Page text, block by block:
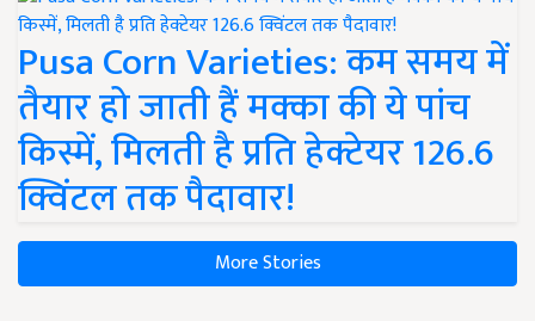
Pusa Corn Varieties: कम समय में
तैयार हो जाती हैं मक्का की ये पांच
किस्में, मिलती है प्रति हेक्टेयर 126.6
क्विंटल तक पैदावार!
More Stories